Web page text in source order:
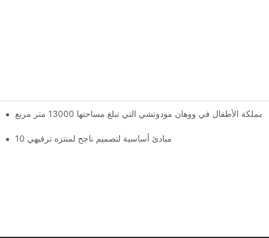
لقد وصلت المملكة العملاقة السحرية! تضم مملكة ووهان مودوتشي للأطفال ثلاثة طوابق من مرافق الترفيه مع أكثر من 60 لعبة مثيرة.
في ووهان مودوتشي التي تبلغ مساحتها 13000 متر مربع
10 مبادئ أساسية لتصميم ناجح لمنتزه ترفيهي